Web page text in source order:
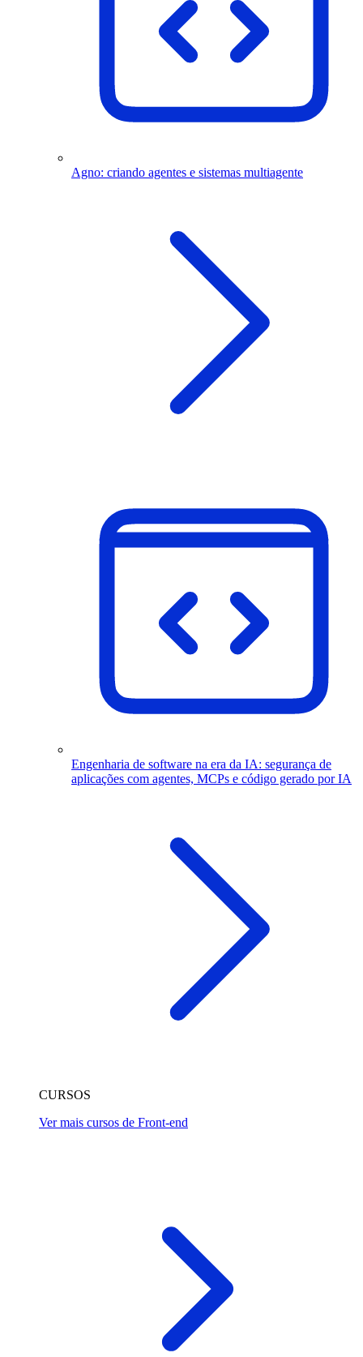
Agno: criando agentes e sistemas multiagente
Engenharia de software na era da IA: segurança de
aplicações com agentes, MCPs e código gerado por IA
CURSOS
Ver mais cursos de Front-end